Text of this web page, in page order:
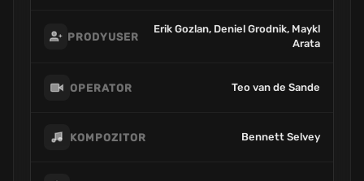
PRODYUSER
Erik Gozlan, Deniel Grodnik, Maykl
Arata
OPERATOR Teo van de Sande
KOMPOZITOR Bennett Selvey